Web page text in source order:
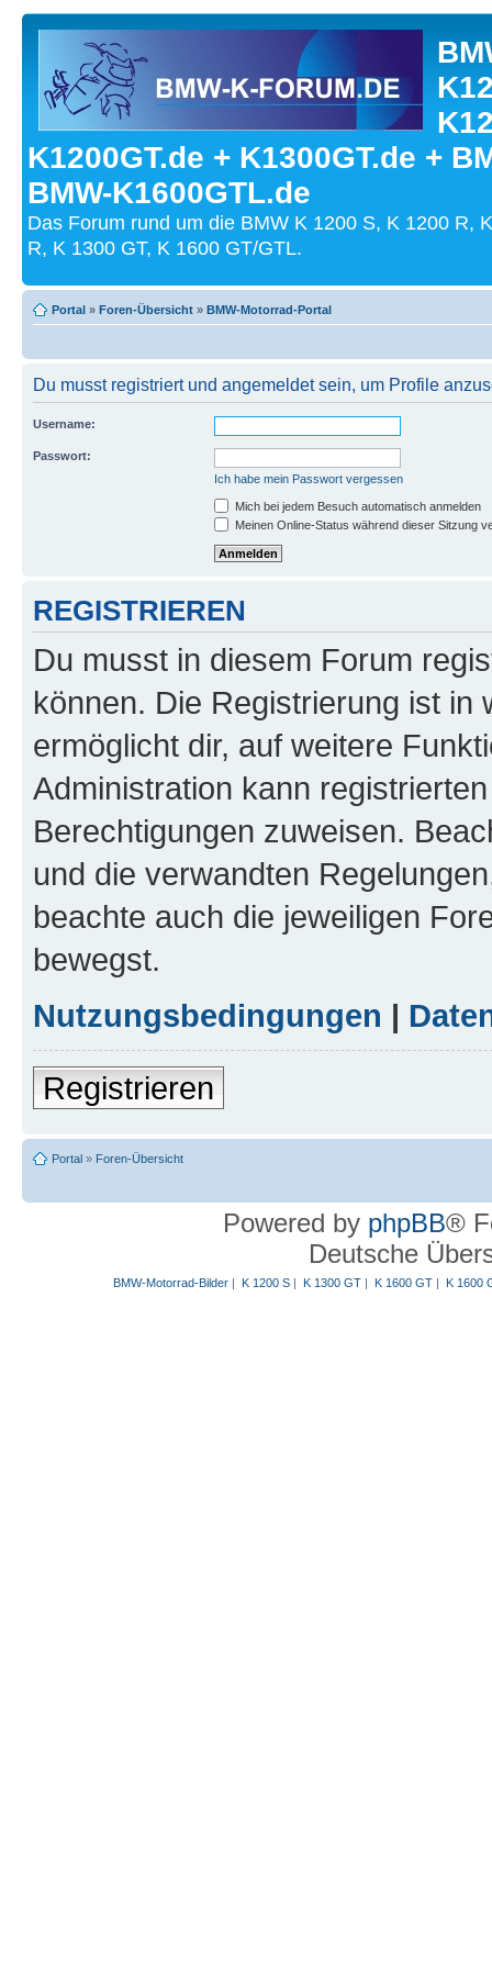
K1200GT.de + K1300GT.de +
BMW-K1600GTL.de
Das Forum rund um die BMW K 1200 S, K 1200 R,
R, K 1300 GT, K 1600 GT/GTL.
Portal » Foren-Übersicht » BMW-Motorrad-Portal
Du musst registriert und angemeldet sein, um Profile
Username:
Passwort:
Ich habe mein Passwort vergessen
Mich bei jedem Besuch automatisch anmelden
Meinen Online-Status während dieser Sitzung
REGISTRIEREN
Du musst in diesem Forum
können. Die Registrierung ist in
ermöglicht dir, auf weitere
Administration kann
Berechtigungen zuweisen.
und die verwandten
beachte auch die jeweiligen
bewegst.
Nutzungsbedingungen |
Registrieren
Portal » Foren-Übersicht
Powered by phpBB®
Deutsche
BMW-Motorrad-Bilder| K 1200 S| K 1300 GT| K 1600 GT| K 1600